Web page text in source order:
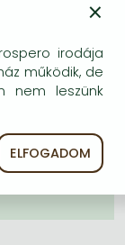
még
×
irodája
működik, de
nem leszünk
ELFOGADOM